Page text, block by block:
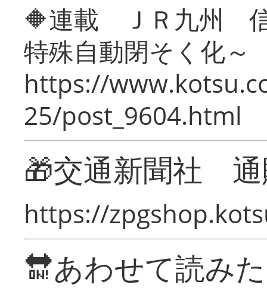
🔶連載 ＪＲ九州 信
特殊自動閉そく化～
https://
25/post_9604.html
🎁交通新聞社
https://
🔛あわせて読み